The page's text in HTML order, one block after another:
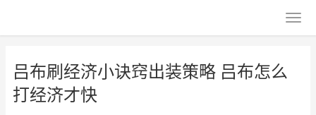
吕布刷经济小诀窍出装策略 吕布怎么
打经济才快